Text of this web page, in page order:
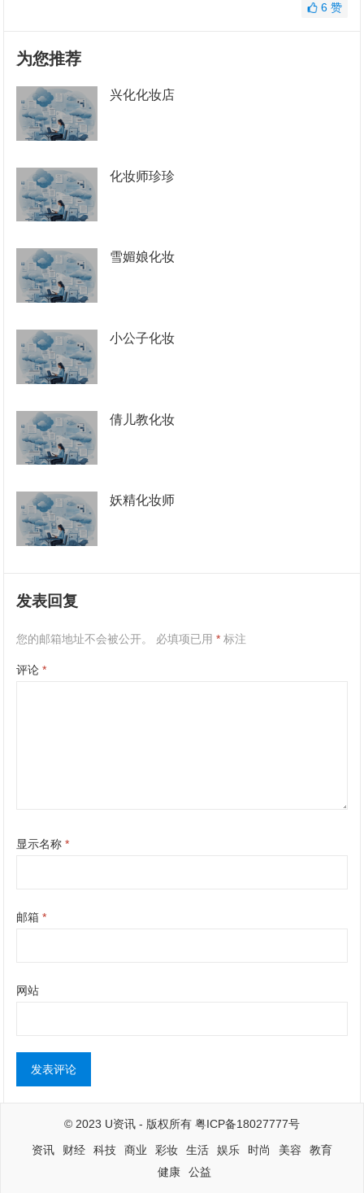
6 赞
为您推荐
兴化化妆店
化妆师珍珍
雪媚娘化妆
小公子化妆
倩儿教化妆
妖精化妆师
发表回复
您的邮箱地址不会被公开。 必填项已用* 标注
评论*
显示名称*
邮箱*
网站
© 2023 U资讯 - 版权所有 粤ICP备18027777号
资讯
财经 科技 商业 彩妆 生活 娱乐 时尚 美容
教育
健康
公益